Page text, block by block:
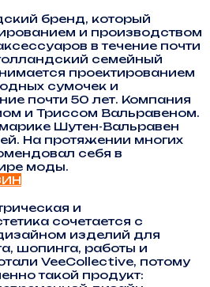
бренд, который
и производством
в течение почти
семейный
проектированием
сумочек и
почти 50 лет. Компания
и Триссом Вальравеном.
Шутен-Вальравен
На протяжении многих
себя в
моды.
и
сочетается с
изделий для
шопинга, работы и
VeeCollective, потому
такой продукт: